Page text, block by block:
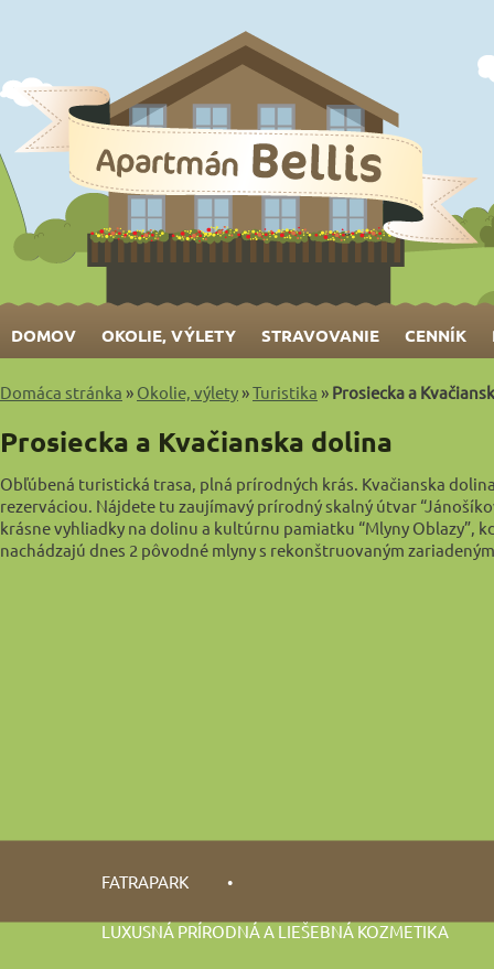
DOMOV OKOLIE, VÝLETY STRAVOVANIE CENNÍK
Domáca stránka » Okolie, výlety»Turistika » Prosiecka a
Prosiecka a Kvačianska dolina
Obľúbená turistická trasa, plná prírodných krás. Kvačianska
rezerváciou. Nájdete tu zaujímavý prírodný skalný útvar
krásne vyhliadky na dolinu a kultúrnu pamiatku “Mlyny Oblazy”,
nachádzajú dnes 2 pôvodné mlyny s rekonštruovaným
FATRAPARK •
LUXUSNÁ PRÍRODNÁ A LIEŠEBNÁ KOZMETIKA